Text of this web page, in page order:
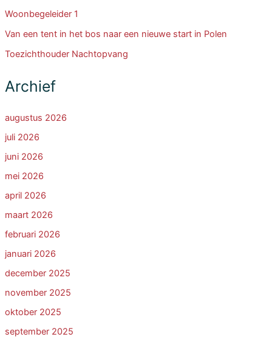
Woonbegeleider 1
Van een tent in het bos naar een nieuwe start in Polen
Toezichthouder Nachtopvang
Archief
augustus 2026
juli 2026
juni 2026
mei 2026
april 2026
maart 2026
februari 2026
januari 2026
december 2025
november 2025
oktober 2025
september 2025